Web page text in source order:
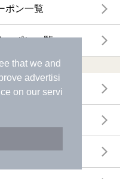
that we and
advertisi
on our servi
ポン一覧
ーポン一覧